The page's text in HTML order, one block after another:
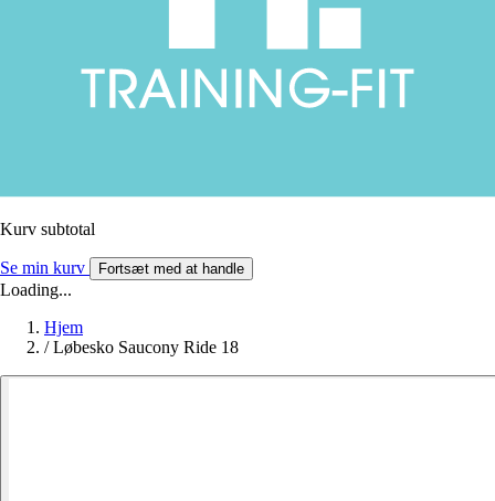
Kurv subtotal
Se min kurv Fortsæt med at handle
Loading...
Hjem
/ Løbesko Saucony Ride 18